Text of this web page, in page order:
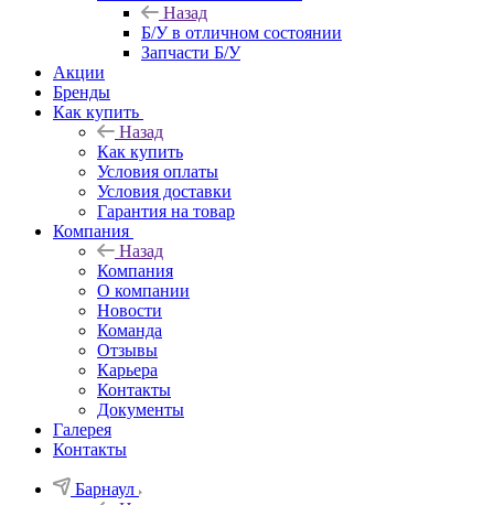
Назад
Б/У в отличном состоянии
Запчасти Б/У
Акции
Бренды
Как купить
Назад
Как купить
Условия оплаты
Условия доставки
Гарантия на товар
Компания
Назад
Компания
О компании
Новости
Команда
Отзывы
Карьера
Контакты
Документы
Галерея
Контакты
Барнаул